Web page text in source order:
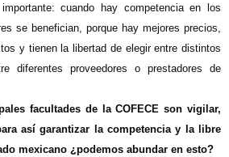
cuando hay competencia en los
se benefician, porque hay mejores precios,
y tienen la libertad de elegir entre distintos
diferentes proveedores o prestadores de
facultades de la COFECE son vigilar,
así garantizar la competencia y la libre
mexicano ¿podemos abundar en esto?